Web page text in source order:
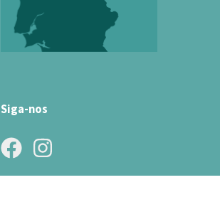
Siga-nos